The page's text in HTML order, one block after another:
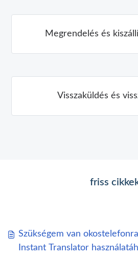
Megrendelés és
Visszaküldés és
friss
Szükségem van
Instant Translator